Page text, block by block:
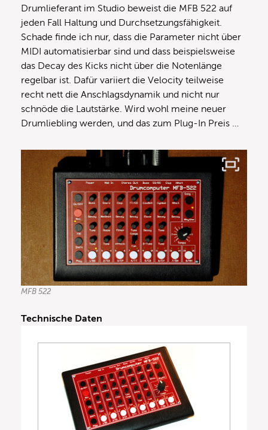
Drumlieferant im Studio beweist die MFB 522 auf
jeden Fall Haltung und Durchsetzungsfähigkeit.
Schade finde ich nur, dass die Parameter nicht über
MIDI automatisierbar sind und dass beispielsweise
das Decay des Kicks nicht über die Notenlänge
regelbar ist. Dafür variiert die Velocity teilweise
recht nett die Anschlagsdynamik und nicht nur
schnöde die Lautstärke. Wird wohl meine neuer
Drumliebling werden, und das zum Plug-In Preis …
MFB 522
Technische Daten